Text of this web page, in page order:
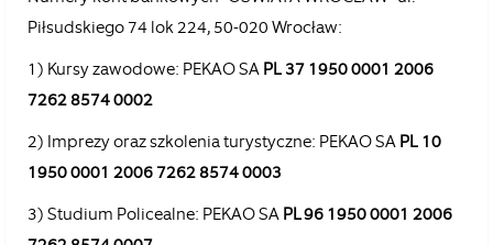
Piłsudskiego 74 lok 224, 50-020 Wrocław:
1) Kursy zawodowe: PEKAO SA PL 37 1950 0001 2006
7262 8574 0002
2) Imprezy oraz szkolenia turystyczne: PEKAO SA PL 10
1950 0001 2006 7262 8574 0003
3) Studium Policealne: PEKAO SA PL 96 1950 0001 2006